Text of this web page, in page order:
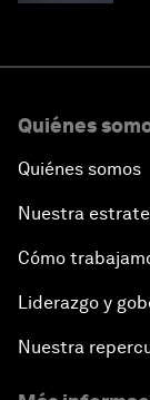
Quiénes
Quiénes somos
Nuestra
Cómo
Liderazgo y
Nuestra